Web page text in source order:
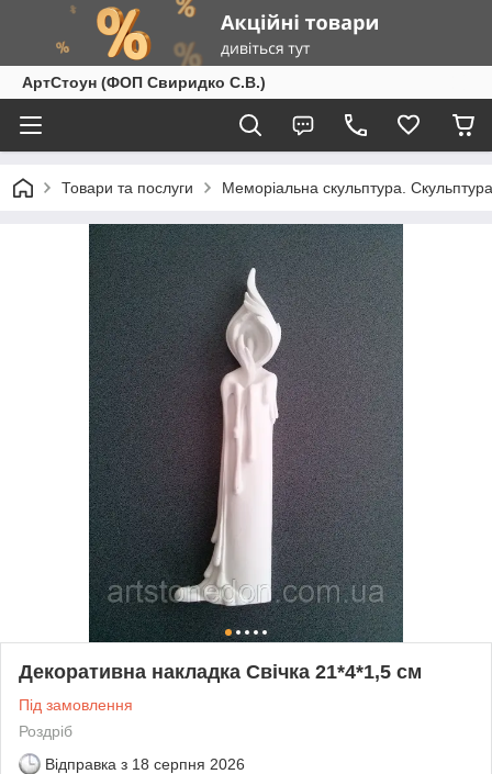
АртСтоун (ФОП Свиридко С.В.)
Товари та послуги Меморіальна скульптура.
Декоративна накладка Свічка 21*4*1,5 см
Під замовлення
Роздріб
Відправка з 18 серпня 2026